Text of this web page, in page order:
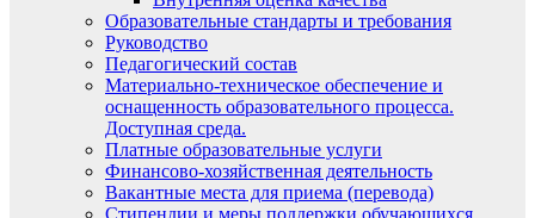
Образовательные стандарты и требования
Руководство
Педагогический состав
Материально-техническое обеспечение и
оснащенность образовательного процесса.
Доступная среда.
Платные образовательные услуги
Финансово-хозяйственная деятельность
Вакантные места для приема (перевода)
Стипендии и меры поддержки обучающихся